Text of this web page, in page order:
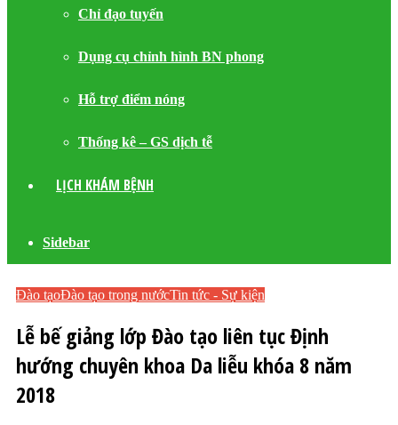
Chỉ đạo tuyến
Dụng cụ chỉnh hình BN phong
Hỗ trợ điểm nóng
Thống kê – GS dịch tễ
LỊCH KHÁM BỆNH
Sidebar
Đào tạoĐào tạo trong nướcTin tức - Sự kiện
Lễ bế giảng lớp Đào tạo liên tục Định
hướng chuyên khoa Da liễu khóa 8 năm
2018